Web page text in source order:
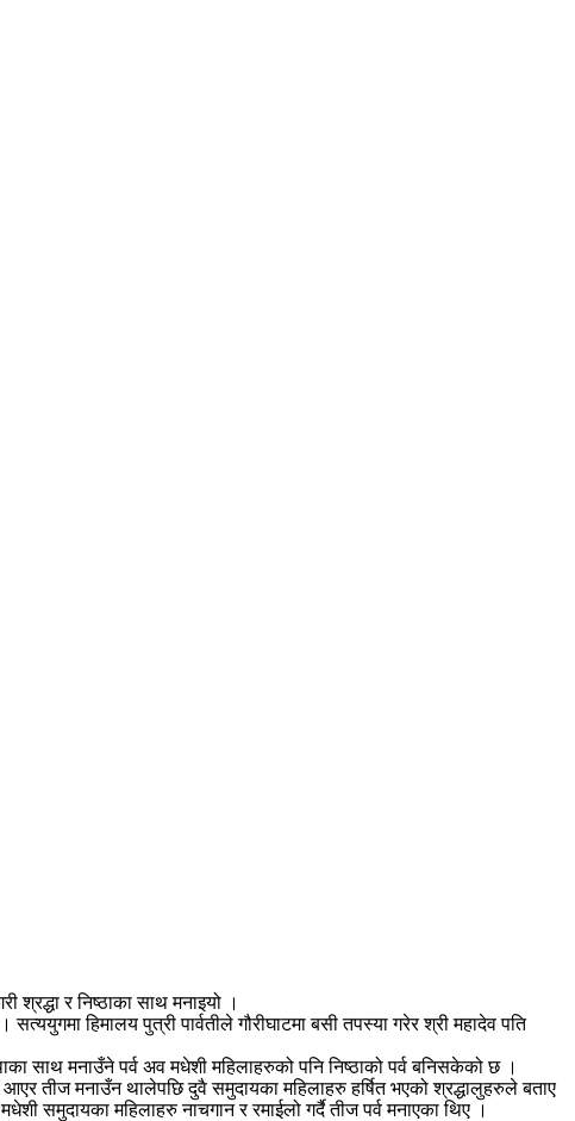
श्रद्धा र निष्ठाका साथ मनाइयो ।
हिमालय पुत्री पार्वतीले गौरीघाटमा बसी तपस्या गरेर श्री महादेव पति
साथ मनाउँने पर्व अव मधेशी महिलाहरुको पनि निष्ठाको पर्व बनिसकेको छ ।
तीज मनाउँन थालेपछि दुवै समुदायका महिलाहरु हर्षित भएको श्रद्धालुहरुले बताए
समुदायका महिलाहरु नाचगान र रमाईलो गर्दै तीज पर्व मनाएका थिए ।